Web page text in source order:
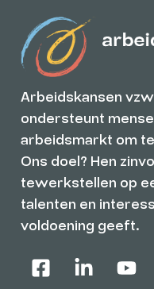
Arbeidskansen
ondersteunt
arbeidsmarkt om
Ons doel? Hen
tewerkstellen op
talenten en
voldoening geeft.